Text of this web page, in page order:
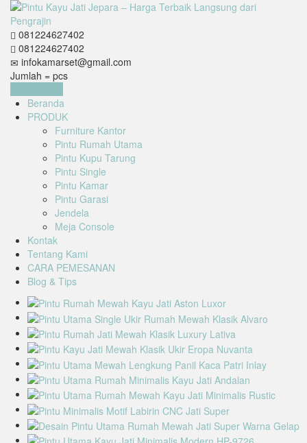
081224627402
081224627402
infokamarset@gmail.com
Jumlah = pcs
Beranda
PRODUK
Furniture Kantor
Pintu Rumah Utama
Pintu Kupu Tarung
Pintu Single
Pintu Kamar
Pintu Garasi
Jendela
Meja Console
Kontak
Tentang Kami
CARA PEMESANAN
Blog & Tips